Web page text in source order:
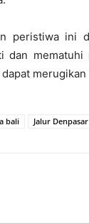
peristiwa ini
dan
bali Jalur